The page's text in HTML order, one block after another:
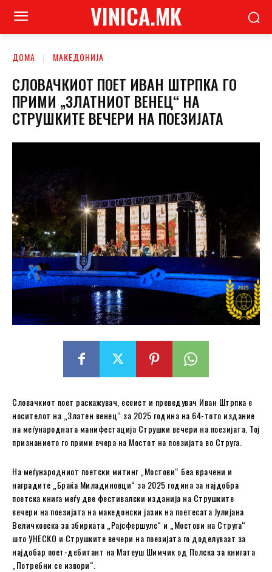
VINICA.MK
ДОМА МАКЕДОНИЈА
СЛОВАЧКИОТ ПОЕТ ИВАН ШТРПКА ГО
ПРИМИ „ЗЛАТНИОТ ВЕНЕЦ“ НА
СТРУШКИТЕ ВЕЧЕРИ НА ПОЕЗИЈАТА
Словачкиот поет раскажувач, есеист и преведувач Иван Штрпка е
носителот на „Златен венец“ за 2025 година на 64-тото издание
на меѓународната манифестација Струшки вечери на поезијата. Тој
признанието го прими вчера на Мостот на поезијата во Струга.
На меѓународниот поетски митинг „Мостови“ беа врачени и
наградите „Браќа Миладиновци“ за 2025 година за најдобра
поетска книга меѓу две фестивалски изданија на Струшките
вечери на поезијата на македонски јaзик на поетесата Јулијана
Величковска за збирката „Рајсфершулс“ и „Мостови на Струга“
што УНЕСКО и Струшките вечери на поезијата го доделуваат за
најдобар поет-дебитант на Матеуш Шимчик од Полска за книгата
„Потребни се извори“.